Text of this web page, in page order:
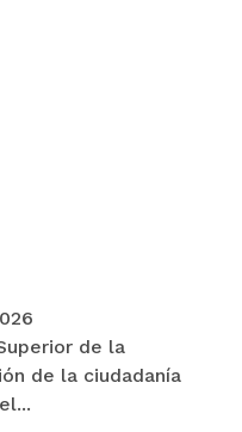
de la
de la ciudadanía